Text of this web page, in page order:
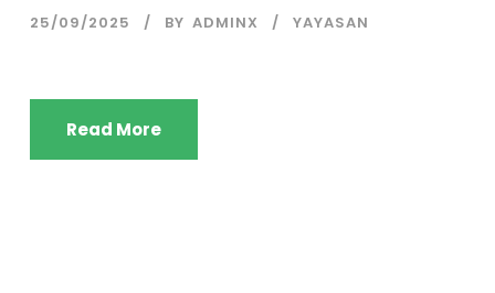
25/09/2025 BY ADMINX YAYASAN
Read More